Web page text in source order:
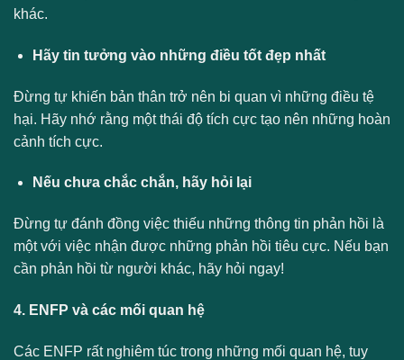
khác.
Hãy tin tưởng vào những điều tốt đẹp nhất
Đừng tự khiến bản thân trở nên bi quan vì những điều tệ
hại. Hãy nhớ rằng một thái độ tích cực tạo nên những hoàn
cảnh tích cực.
Nếu chưa chắc chắn, hãy hỏi lại
Đừng tự đánh đồng việc thiếu những thông tin phản hồi là
một với việc nhận được những phản hồi tiêu cực. Nếu bạn
cần phản hồi từ người khác, hãy hỏi ngay!
4. ENFP và các mối quan hệ
Các ENFP rất nghiêm túc trong những mối quan hệ, tuy